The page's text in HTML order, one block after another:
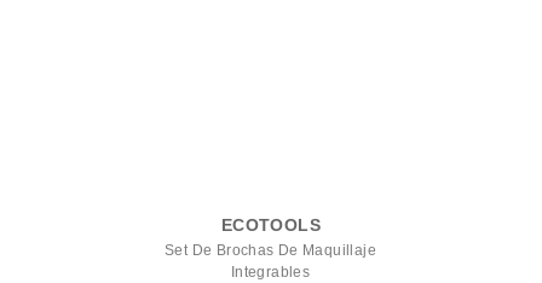
ECOTOOLS
Set De Brochas De Maquillaje
Integrables